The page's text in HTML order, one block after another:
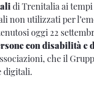
di Trenitalia ai tempi
non utilizzati per
oggi 22
con disabilità e
che il
digitali.